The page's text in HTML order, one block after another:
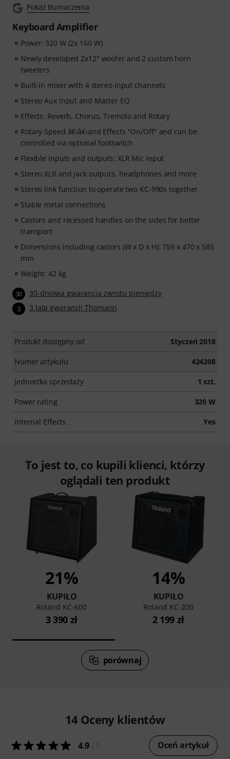
Pokaż tłumaczenia
Keyboard Amplifier
Power: 320 W (2x 160 W)
Newly developed 2x12" woofer and 2 custom horn
tweeters
Built-in mixer with 4 stereo input channels
Stereo Aux Input and Master EQ
Effects: Reverb, Chorus, Tremolo and Rotary
Rotary Speed â€‹â€‹and Effects "On/Off" and can be
controlled via optional footswitch
Flexible inputs and outputs: XLR Mic Input
Stereo XLR and jack outputs, headphones and more
Stereo link function to operate two KC-990s together
Stable metal connections
Castors and recessed handles on the sides for better
transport
Dimensions including castors (W x D x H): 759 x 470 x 585
mm
Weight: 42 kg
30 30-dniowa gwarancja zwrotu pieniędzy
3 3 lata gwarancji Thomann
Produkt dostępny od Styczeń 2018
Numer artykułu 424208
Jednostka sprzedaży 1 szt.
Power rating 320 W
Internal Effects Yes
To jest to, co kupili klienci, którzy
oglądali ten produkt
21%
KUPIŁO
Roland KC-600
3 390 zł
14%
KUPIŁO
Roland KC-200
2 199 zł
porównaj
14 Oceny klientów
4.9 Oceń artykuł